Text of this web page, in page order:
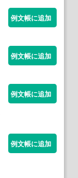
例文帳に追加
例文帳に追加
例文帳に追加
例文帳に追加